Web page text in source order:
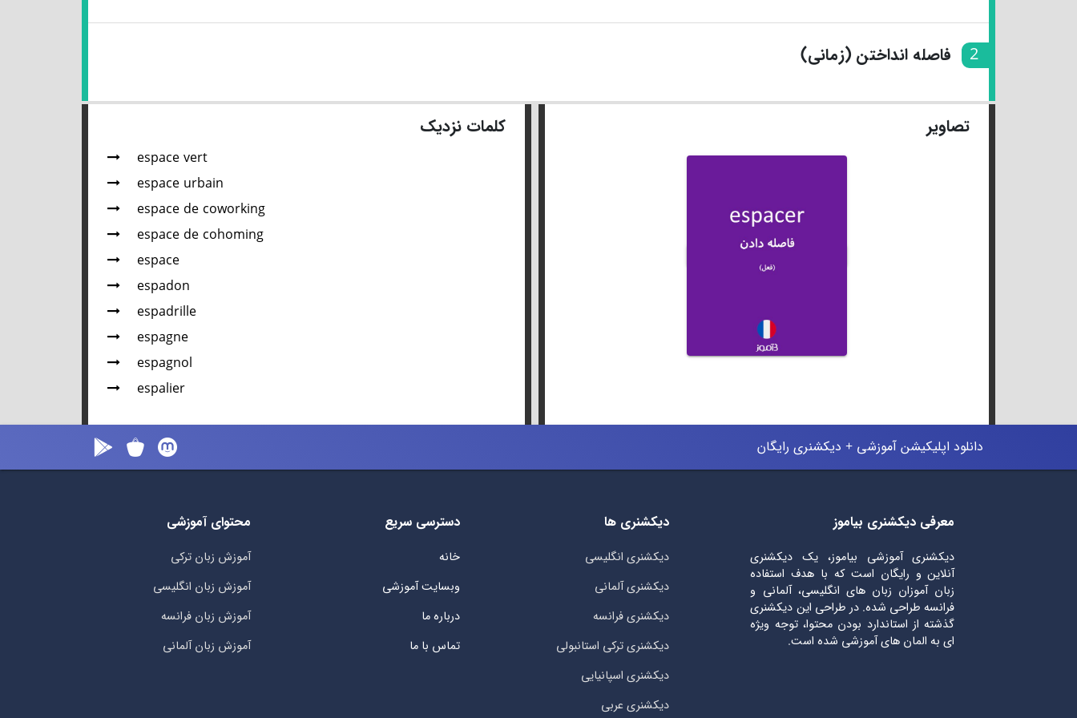
2 فاصله انداختن (زمانی)
تصاویر کلمات نزدیک
espace vert
espace urbain
espace de coworking
espace de cohoming
espace
espadon
espadrille
espagne
espagnol
espalier
دانلود اپلیکیشن آموزشی + دیکشنری رایگان
معرفی دیکشنری بیاموز
دیکشنری آموزشی بیاموز، یک دیکشنری
آنلاین و رایگان است که با هدف استفاده
زبان آموزان زبان های انگلیسی، آلمانی و
فرانسه طراحی شده. در طراحی این دیکشنری
گذشته از استاندارد بودن محتوا، توجه ویژه
ای به المان های آموزشی شده است.
دیکشنری ها
دیکشنری انگلیسی
دیکشنری آلمانی
دیکشنری فرانسه
دیکشنری ترکی استانبولی
دیکشنری اسپانیایی
دیکشنری عربی
دسترسی سریع
خانه
وبسایت آموزشی
درباره ما
تماس با ما
محتوای آموزشی
آموزش زبان ترکی
آموزش زبان انگلیسی
آموزش زبان فرانسه
آموزش زبان آلمانی